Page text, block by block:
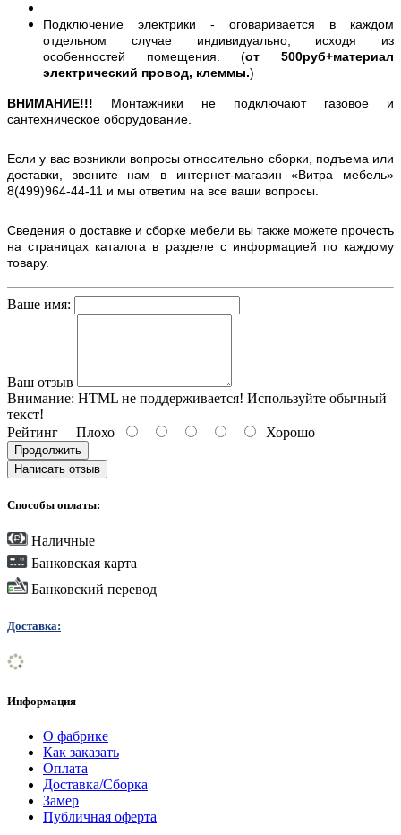
Подключение электрики - оговаривается в каждом
отдельном случае индивидуально, исходя из
особенностей помещения. (от 500руб+материал
электрический провод, клеммы.)
ВНИМАНИЕ!!! Монтажники не подключают газовое и
сантехническое оборудование.
Если у вас возникли вопросы относительно сборки, подъема или
доставки, звоните нам в интернет-магазин «Витра мебель»
8(499)964-44-11 и мы ответим на все ваши вопросы.
Сведения о доставке и сборке мебели вы также можете прочесть
на страницах каталога в разделе с информацией по каждому
товару.
Ваше имя:
Ваш отзыв
Внимание: HTML не поддерживается! Используйте обычный
текст!
Рейтинг Плохо Хорошо
Продолжить
Написать отзыв
Способы оплаты:
Наличные
Банковская карта
Банковский перевод
Доставка:
Информация
О фабрике
Как заказать
Оплата
Доставка/Сборка
Замер
Публичная оферта